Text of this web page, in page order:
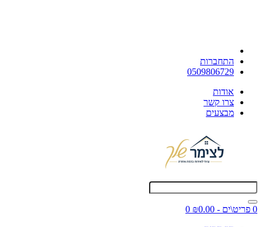
התחברות
0509806729
אודות
צרו קשר
מבצעים
0 פריט\ים - ₪0.00
0